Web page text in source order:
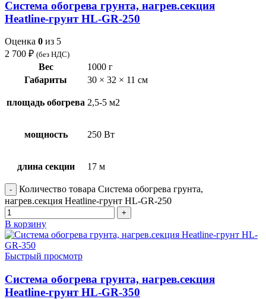
Система обогрева грунта, нагрев.секция
Heatline-грунт HL-GR-250
Оценка 0 из 5
2 700 ₽ (без НДС)
Вес
1000 г
Габариты
30 × 32 × 11 см
площадь обогрева 2,5-5 м2
мощность 250 Вт
длина секции 17 м
Количество товара Система обогрева грунта,
нагрев.секция Heatline-грунт HL-GR-250
В корзину
Быстрый просмотр
Система обогрева грунта, нагрев.секция
Heatline-грунт HL-GR-350